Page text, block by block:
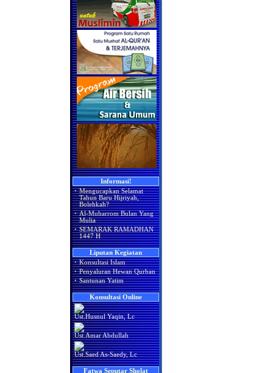
Informasi!
· Mengucapkan Selamat
Tahun Baru Hijriyah,
Bolehkah?
· Al-Muharrom Bulan Yang
Mulia
· SEMARAK RAMADHAN
1447 H
Liputan Kegiatan
· Konsultasi Islam
· Penyaluran Hewan Qurban
· Santunan Yatim
Konsultasi Online
Ust.Husnul Yaqin, Lc
Ust.Amar Abdullah
Ust.Saed As-Saedy, Lc
Fatwa Seputar Sholat